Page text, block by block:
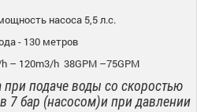
насоса 5,5 л.с.
- 130 метров
– 120m3/h 38GPM –75GPM
при подаче воды со скоростью
7 бар (насосом)и при давлении